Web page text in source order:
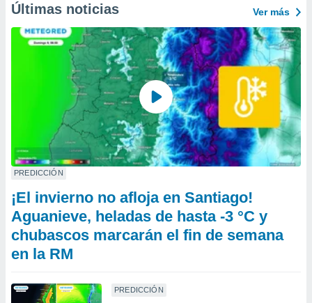
Últimas noticias Ver más
PREDICCIÓN
¡El invierno no afloja en Santiago!
Aguanieve, heladas de hasta -3 °C y
chubascos marcarán el fin de semana
en la RM
PREDICCIÓN